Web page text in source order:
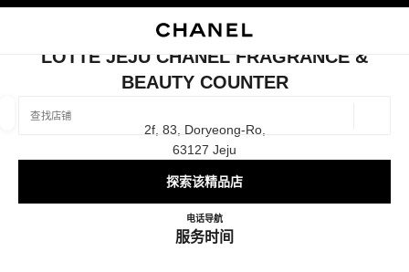
查找销售店铺
相关建议会显示在此搜索栏下方
关闭精品店卡片 LOTTE JEJU CHANEL FRAGRANCE & BEAUTY
LOTTE JEJU CHANEL FRAGRANCE &
BEAUTY COUNTER
2f, 83, Doryeong-Ro,
63127 Jeju
探索该精品店
电话+82 64 793 3086
导航Lotte Jeju CHANEL Fragrance
服务时间
筛选条件
筛选结果依据：
腕表与高级珠宝